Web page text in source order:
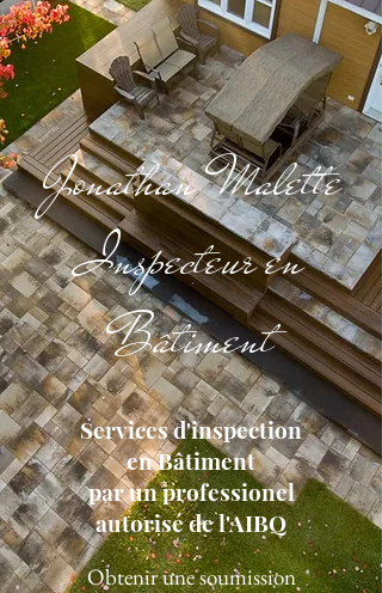
Jonathan Malette
Inspecteur en
Bâtiment
Services d'inspection
en Bâtiment
par un professionel
autorisé de l'AIBQ
Obtenir une soumission